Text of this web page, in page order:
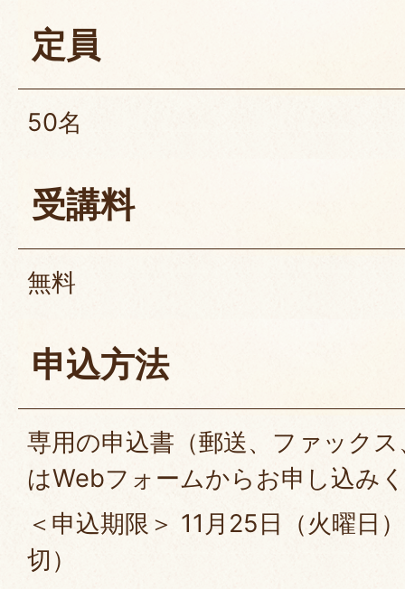
定員
50名
受講料
無料
申込方法
専用の申込書（郵送、ファック
はWebフォームからお申し込み
＜申込期限＞ 11月25日（火曜日
切）